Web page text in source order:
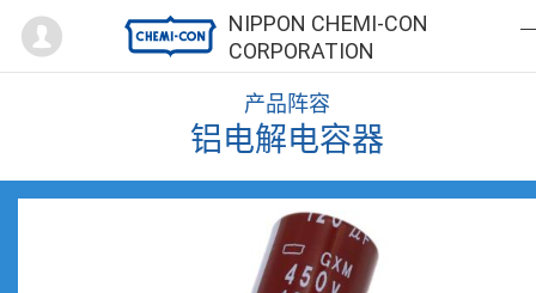
NIPPON CHEMI-CON
CORPORATION
Mypage
产品阵容
铝电解电容器